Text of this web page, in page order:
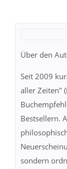
Über den
Seit 2009
aller Zeiten"
Bestsellern.
sondern